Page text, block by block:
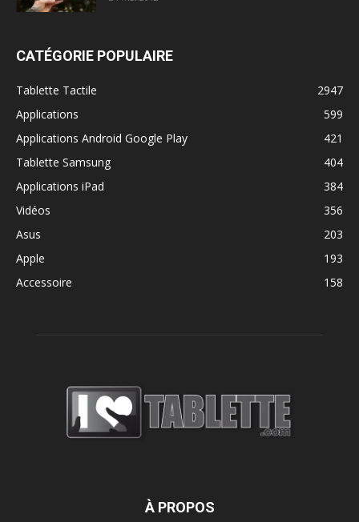
CATÉGORIE POPULAIRE
Tablette Tactile
2947
Applications
599
Applications Android Google Play
421
Tablette Samsung
404
Applications iPad
384
Vidéos
356
Asus
203
Apple
193
Accessoire
158
À PROPOS